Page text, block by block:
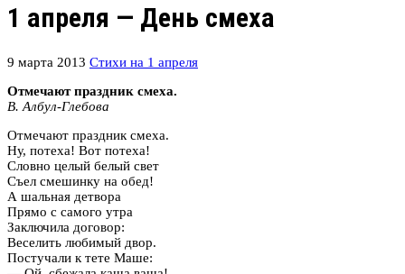
1 апреля — День смеха
9 марта 2013 Стихи на 1 апреля
Отмечают праздник смеха.
В. Албул-Глебова
Отмечают праздник смеха.
Ну, потеха! Вот потеха!
Словно целый белый свет
Съел смешинку на обед!
А шальная детвора
Прямо с самого утра
Заключила договор:
Веселить любимый двор.
Постучали к тете Маше: